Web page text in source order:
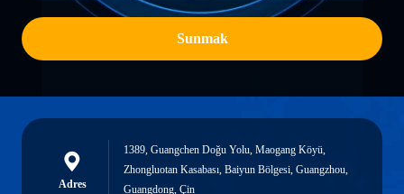
Sunmak
Adres
1389, Guangchen Doğu Yolu, Maogang Köyü,
Zhongluotan Kasabası, Baiyun Bölgesi, Guangzhou,
Guangdong, Çin